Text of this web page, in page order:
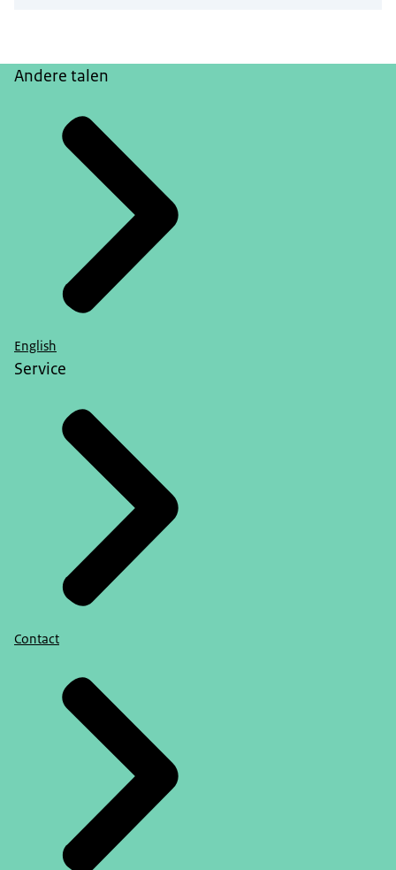
Andere talen
English
Service
Contact